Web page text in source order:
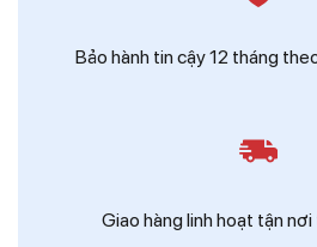
Bảo hành tin cậy 12 tháng
Giao hàng linh hoạt tận